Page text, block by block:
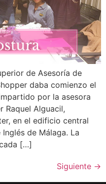
de Asesoría de
daba comienzo el
por la asesora
Raquel Alguacil,
en el edificio central
de Málaga. La
[…]
Siguiente →